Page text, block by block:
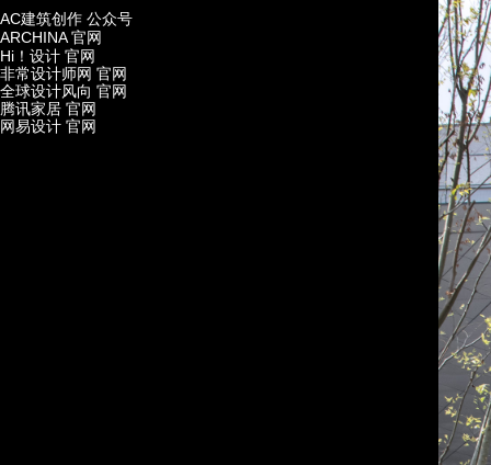
AC建筑创作 公众号
ARCHINA 官网
Hi ！设计 官网
非常设计师网 官网
全球设计风向 官网
腾讯家居 官网
网易设计 官网